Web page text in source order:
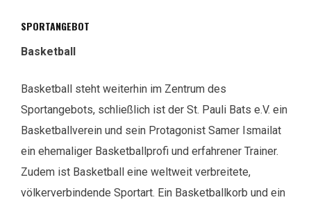
SPORTANGEBOT
Basketball
Basketball steht weiterhin im Zentrum des
Sportangebots, schließlich ist der St. Pauli Bats e.V. ein
Basketballverein und sein Protagonist Samer Ismailat
ein ehemaliger Basketballprofi und erfahrener Trainer.
Zudem ist Basketball eine weltweit verbreitete,
völkerverbindende Sportart. Ein Basketballkorb und ein